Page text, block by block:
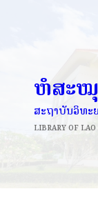
ຫໍສະ
ສະຖາບັນວິທະ
LIBRARY OF